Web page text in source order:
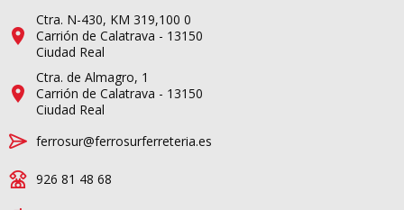
Ctra. N-430, KM 319,100 0
Carrión de Calatrava - 13150
Ciudad Real
Ctra. de Almagro, 1
Carrión de Calatrava - 13150
Ciudad Real
ferrosur@ferrosurferreteria.es
926 81 48 68